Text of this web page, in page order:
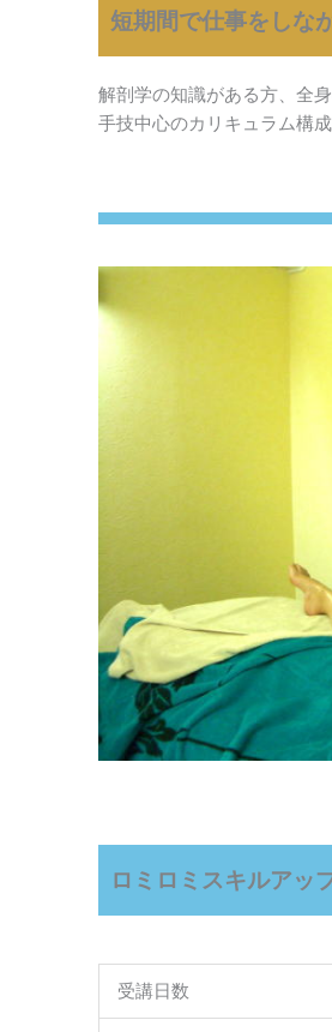
短期間で仕事をしな
解剖学の知識がある方、全
手技中心のカリキュラム構成
ロミロミスキルアッ
受講日数